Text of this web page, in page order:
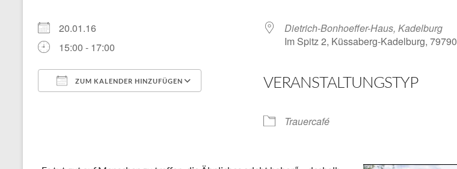
20.01.16
15:00 - 17:00
ZUM KALENDER HINZUFÜGEN
Dietrich-Bonhoeffer-Haus, Kadelburg
Im Spitz 2, Küssaberg-Kadelburg, 79790
VERANSTALTUNGSTYP
Trauercafé